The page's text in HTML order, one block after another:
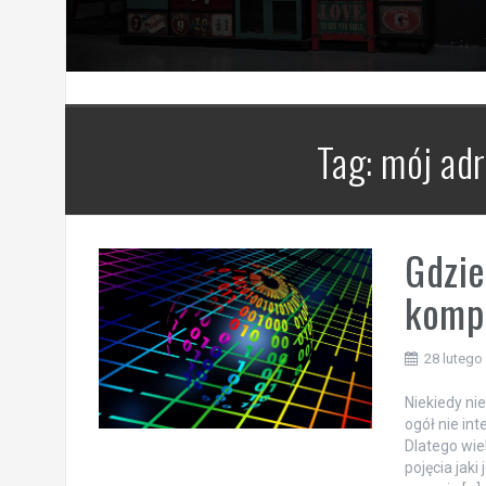
Tag: mój
28 lutego
Niekiedy
ogół nie
Dlatego
pojęcia jaki